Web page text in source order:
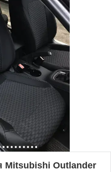
Mitsubishi Outlander